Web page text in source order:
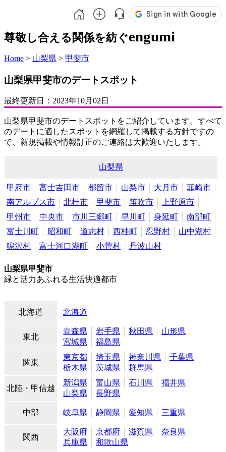
尊敬し合える関係を紡ぐengumi
Home > 山梨県 > 甲斐市
山梨県甲斐市のデートスポット
最終更新日： 2023年10月02日
山梨県甲斐市のデートスポットをご紹介しています。すべて
のデートに適したスポットを網羅して掲載する方針ですの
で、新規掲載や情報訂正のご連絡は大歓迎いたします。
山梨県
甲府市 富士吉田市 都留市 山梨市 大月市
韮崎市
南アルプス市
北杜市 甲斐市 笛吹市
上野原市
甲州市
中央市 市川三郷町 早川町 身延町
南部町
富士川町
昭和町 道志村 西桂町 忍野村
山中湖村
鳴沢村
富士河口湖町 小菅村 丹波山村
山梨県甲斐市
緑と活力あふれる生活快適都市
北海道 北海道
東北
青森県 岩手県 秋田県
山形県
宮城県
福島県
関東
東京都 埼玉県 神奈川県
千葉県
栃木県
茨城県 群馬県
北陸・甲信越
新潟県 富山県 石川県
福井県
山梨県
長野県
中部 岐阜県 静岡県 愛知県 三重県
関西
大阪府 京都府 滋賀県
奈良県
兵庫県
和歌山県